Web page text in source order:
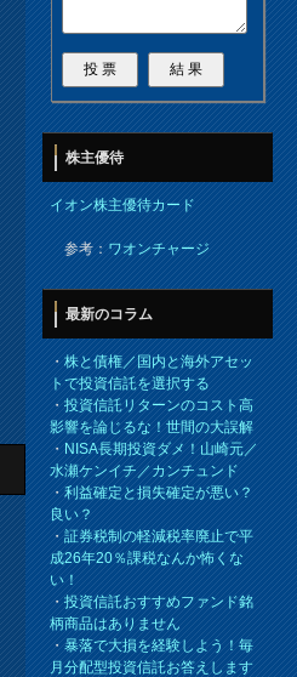
株主優待
イオン株主優待カード
参考：ワオンチャージ
最新のコラム
・株と債権／国内と海外アセッ
トで投資信託を選択する
・投資信託リターンのコスト高
影響を論じるな！世間の大誤解
・NISA長期投資ダメ！山崎元／
水瀬ケンイチ／カンチュンド
・利益確定と損失確定が悪い？
良い？
・証券税制の軽減税率廃止で平
成26年20％課税なんか怖くな
い！
・投資信託おすすめファンド銘
柄商品はありません
・暴落で大損を経験しよう！毎
月分配型投資信託お答えします